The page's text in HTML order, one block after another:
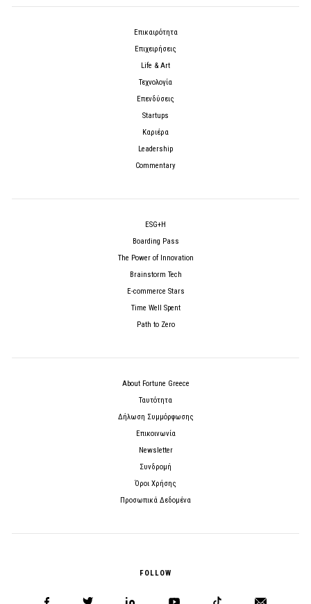
Επικαιρότητα
Επιχειρήσεις
Life & Art
Τεχνολογία
Επενδύσεις
Startups
Καριέρα
Leadership
Commentary
ESG+H
Boarding Pass
The Power of Innovation
Brainstorm Tech
E-commerce Stars
Time Well Spent
Path to Zero
About Fortune Greece
Ταυτότητα
Δήλωση Συμμόρφωσης
Επικοινωνία
Newsletter
Συνδρομή
Όροι Χρήσης
Προσωπικά Δεδομένα
FOLLOW